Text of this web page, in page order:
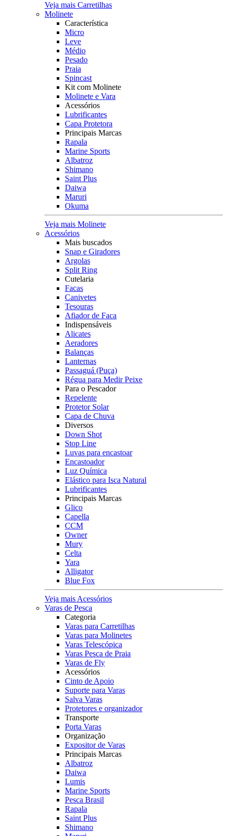
Veja mais Carretilhas
Molinete
Característica
Micro
Leve
Médio
Pesado
Praia
Spincast
Kit com Molinete
Molinete e Vara
Acessórios
Lubrificantes
Capa Protetora
Principais Marcas
Rapala
Marine Sports
Albatroz
Shimano
Saint Plus
Daiwa
Maruri
Okuma
Veja mais Molinete
Acessórios
Mais buscados
Snap e Giradores
Argolas
Split Ring
Cutelaria
Facas
Canivetes
Tesouras
Afiador de Faca
Indispensáveis
Alicates
Aeradores
Balanças
Lanternas
Passaguá (Puça)
Régua para Medir Peixe
Para o Pescador
Repelente
Protetor Solar
Capa de Chuva
Diversos
Down Shot
Stop Line
Luvas para encastoar
Encastoador
Luz Química
Elástico para Isca Natural
Lubrificantes
Principais Marcas
Glico
Capella
CCM
Owner
Mury
Celta
Yara
Alligator
Blue Fox
Veja mais Acessórios
Varas de Pesca
Categoria
Varas para Carretilhas
Varas para Molinetes
Varas Telescópica
Varas Pesca de Praia
Varas de Fly
Acessórios
Cinto de Apoio
Suporte para Varas
Salva Varas
Protetores e organizador
Transporte
Porta Varas
Organização
Expositor de Varas
Principais Marcas
Albatroz
Daiwa
Lumis
Marine Sports
Pesca Brasil
Rapala
Saint Plus
Shimano